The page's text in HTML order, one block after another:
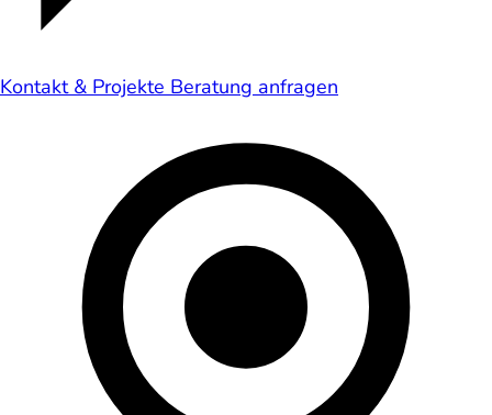
Kontakt & Projekte Beratung anfragen